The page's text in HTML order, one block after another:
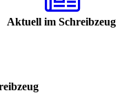
Aktuell im Schreibzeug